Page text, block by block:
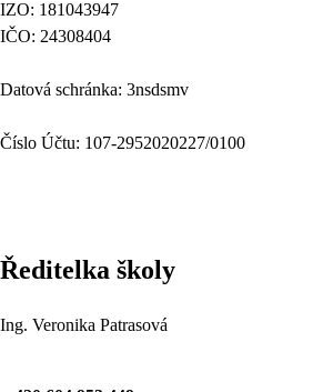
IZO: 181043947
IČO: 24308404
Datová schránka: 3nsdsmv
Číslo Účtu: 107-2952020227/0100
Ředitelka školy
Ing. Veronika Patrasová